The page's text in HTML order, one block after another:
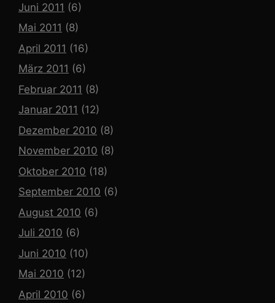
Juni 2011 (6)
Mai 2011 (8)
April 2011 (16)
März 2011 (6)
Februar 2011 (8)
Januar 2011 (12)
Dezember 2010 (8)
November 2010 (8)
Oktober 2010 (18)
September 2010 (6)
August 2010 (6)
Juli 2010 (6)
Juni 2010 (10)
Mai 2010 (12)
April 2010 (6)